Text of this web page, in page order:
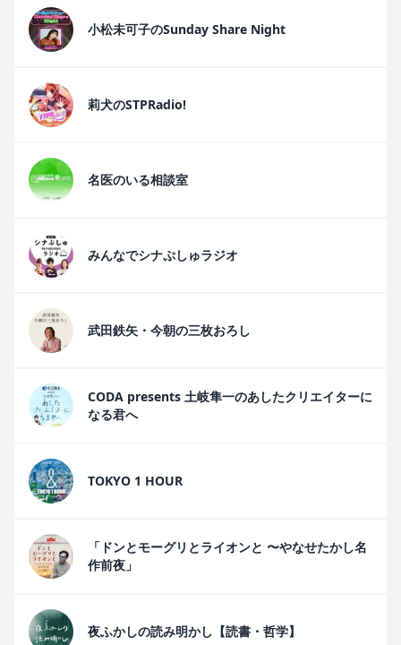
小松未可子のSunday Share Night
莉犬のSTPRadio!
名医のいる相談室
みんなでシナぷしゅラジオ
武田鉄矢・今朝の三枚おろし
CODA presents 土岐隼一のあしたクリエイターに
なる君へ
TOKYO 1 HOUR
「ドンとモーグリとライオンと 〜やなせたかし名
作前夜」
夜ふかしの読み明かし【読書・哲学】